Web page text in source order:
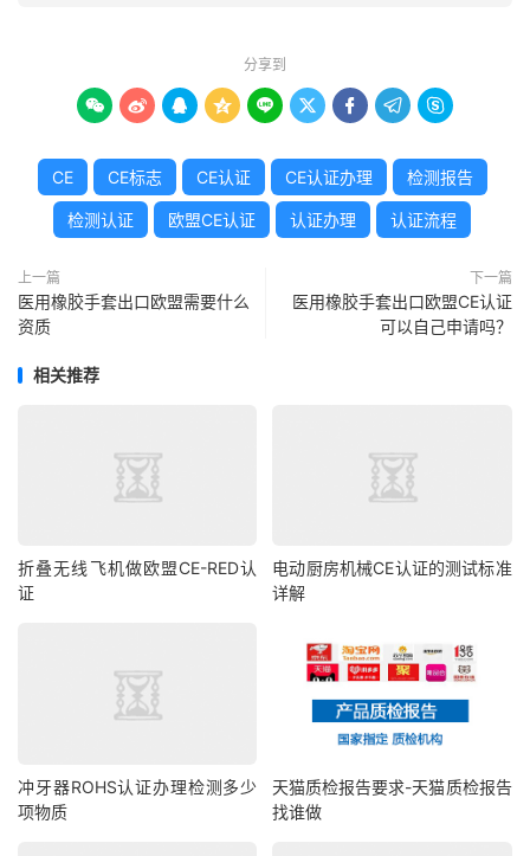
分享到
        
CE CE标志 CE认证 CE认证办理 检测报告
检测认证 欧盟CE认证 认证办理 认证流程
上一篇
医用橡胶手套出口欧盟需要什么
资质
下一篇
医用橡胶手套出口欧盟CE认证
可以自己申请吗？
相关推荐
折叠无线飞机做欧盟CE-RED认
证
电动厨房机械CE认证的测试标准
详解
冲牙器ROHS认证办理检测多少
项物质
天猫质检报告要求-天猫质检报告
找谁做